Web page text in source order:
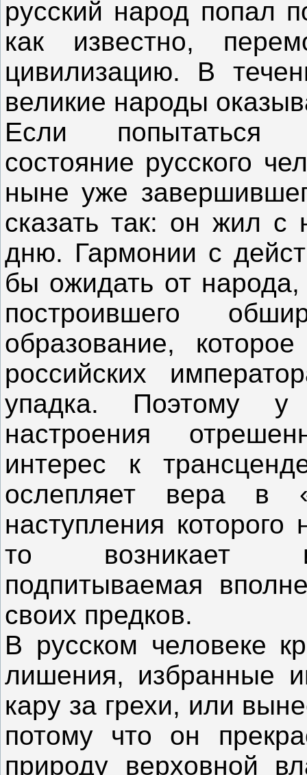
русский народ попал
как известно,
цивилизацию. В
великие народы
Если попытаться
состояние русского
ныне уже
сказать так: он жил с
дню. Гармонии с
бы ожидать от народа,
построившего
образование,
российских
упадка. Поэтому
настроения
интерес к
ослепляет вера в
наступления
то возникает
подпитываемая
своих предков.
В русском человеке
лишения, избранные
кару за грехи, или
потому что он
природу верховной